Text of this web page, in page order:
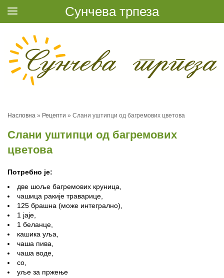
Насловна » Рецепти » Слани уштипци од багремових цветова
Слани уштипци од багремових
цветова
Потребно је:
две шоље багремових круница,
чашица ракије траварице,
125 брашна (може интегрално),
1 јаје,
1 беланце,
кашика уља,
чаша пива,
чаша воде,
со,
уље за пржење
Сунчева трпеза